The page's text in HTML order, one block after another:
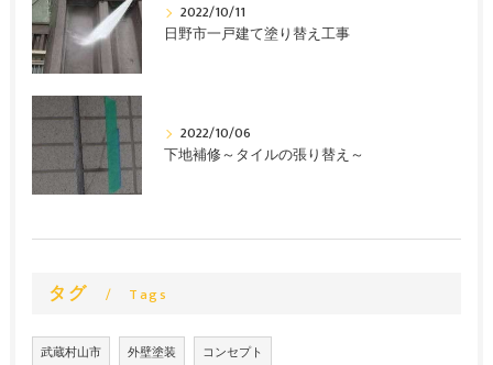
2022/10/11
日野市一戸建て塗り替え工事
2022/10/06
下地補修～タイルの張り替え～
タグ Tags
武蔵村山市 外壁塗装 コンセプト